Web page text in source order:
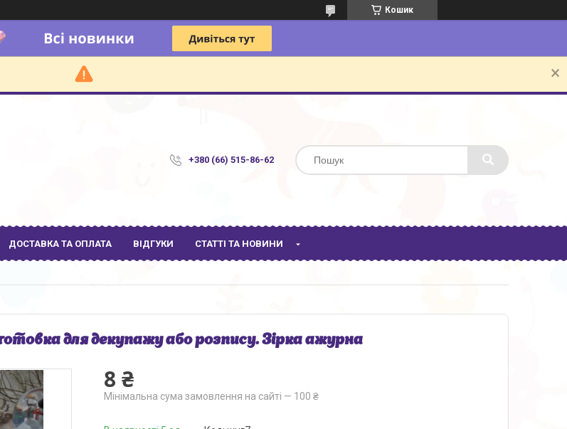
Кошик
+380 (66) 515-86-62
ДОСТАВКА ТА ОПЛАТА ВІДГУКИ СТАТТІ ТА НОВИНИ
для декупажу або розпису. Зірка ажурна
8 ₴
Мінімальна сума замовлення на сайті — 100 ₴